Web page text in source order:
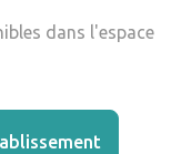
dans l'espace